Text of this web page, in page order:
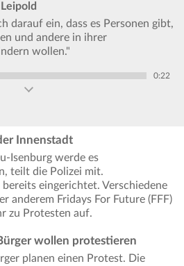
darauf ein, dass es Personen gibt,
und andere in ihrer
wollen."
0:22
Innenstadt
Isenburg werde es
teilt die Polizei mit.
eingerichtet. Verschiedene
anderem Fridays For Future (FFF)
zu Protesten auf.
wollen protestieren
planen einen Protest. Die